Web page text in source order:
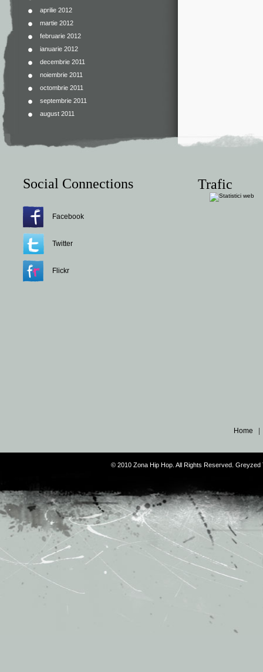
aprilie 2012
martie 2012
februarie 2012
ianuarie 2012
decembrie 2011
noiembrie 2011
octombrie 2011
septembrie 2011
august 2011
Social Connections
Facebook
Twitter
Flickr
Trafic
Home
© 2010 Zona Hip Hop. All Rights Reserved.